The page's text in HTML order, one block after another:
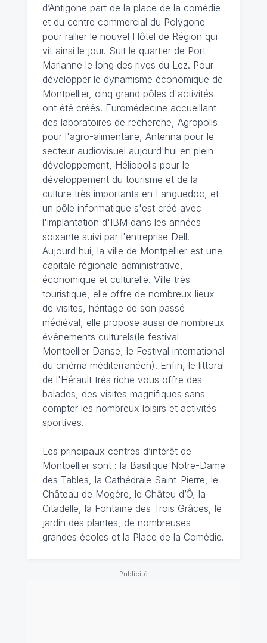
d’Antigone part de la place de la comédie
et du centre commercial du Polygone
pour rallier le nouvel Hôtel de Région qui
vit ainsi le jour. Suit le quartier de Port
Marianne le long des rives du Lez. Pour
développer le dynamisme économique de
Montpellier, cinq grand pôles d'activités
ont été créés. Euromédecine accueillant
des laboratoires de recherche, Agropolis
pour l'agro-alimentaire, Antenna pour le
secteur audiovisuel aujourd'hui en plein
développement, Héliopolis pour le
développement du tourisme et de la
culture très importants en Languedoc, et
un pôle informatique s'est créé avec
l'implantation d'IBM dans les années
soixante suivi par l'entreprise Dell.
Aujourd'hui, la ville de Montpellier est une
capitale régionale administrative,
économique et culturelle. Ville très
touristique, elle offre de nombreux lieux
de visites, héritage de son passé
médiéval, elle propose aussi de nombreux
événements culturels(le festival
Montpellier Danse, le Festival international
du cinéma méditerranéen). Enfin, le littoral
de l'Hérault très riche vous offre des
balades, des visites magnifiques sans
compter les nombreux loisirs et activités
sportives.
Les principaux centres d’intérêt de
Montpellier sont : la Basilique Notre-Dame
des Tables, la Cathédrale Saint-Pierre, le
Château de Mogère, le Châteu d’Ô, la
Citadelle, la Fontaine des Trois Grâces, le
jardin des plantes, de nombreuses
grandes écoles et la Place de la Comédie.